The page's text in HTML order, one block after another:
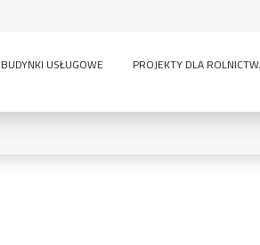
BUDYNKI USŁUGOWE PROJEKTY DLA